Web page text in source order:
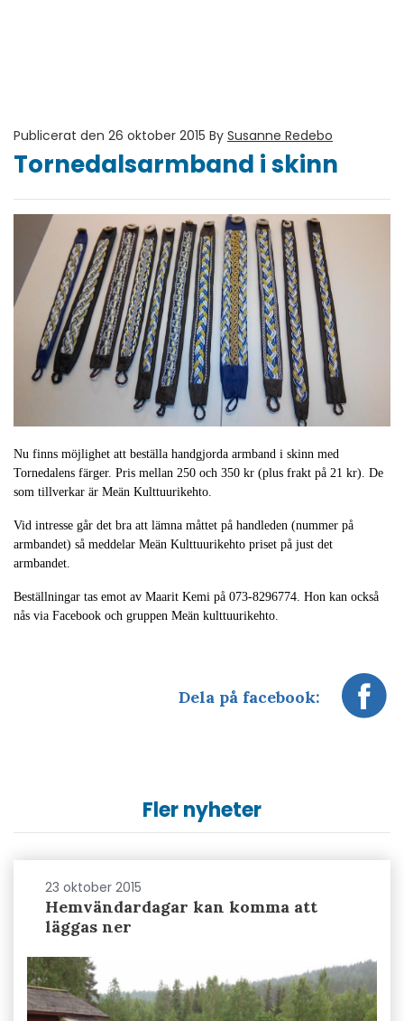
Publicerat den 26 oktober 2015 By Susanne Redebo
Tornedalsarmband i skinn
Nu finns möjlighet att beställa handgjorda armband i skinn med
Tornedalens färger. Pris mellan 250 och 350 kr (plus frakt på 21 kr). De
som tillverkar är Meän Kulttuurikehto.
Vid intresse går det bra att lämna måttet på handleden (nummer på
armbandet) så meddelar Meän Kulttuurikehto priset på just det
armbandet.
Beställningar tas emot av Maarit Kemi på 073-8296774. Hon kan också
nås via Facebook och gruppen Meän kulttuurikehto.
Dela på facebook:
Fler nyheter
23 oktober 2015
Hemvändardagar kan komma att
läggas ner